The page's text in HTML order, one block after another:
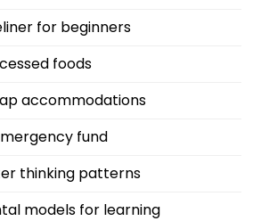
for beginners
foods
accommodations
fund
thinking patterns
models for learning